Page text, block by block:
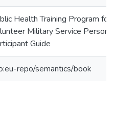
Health Training Program for
Military Service
Guide
repo/semantics/book